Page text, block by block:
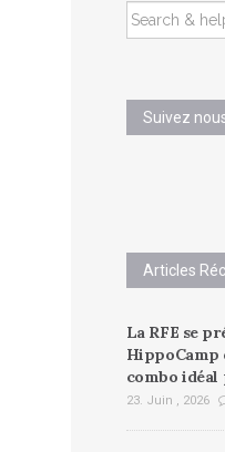
SEARCH
FOR:
Suivez
Articles
La RFE se
HippoCamp
combo idéal
23. Juin , 2026